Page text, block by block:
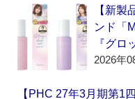
【新製
ンド「
『グ
2026年
【PHC 27年3月期第1